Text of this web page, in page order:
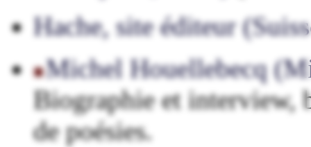
Hache, site éditeur
Michel Houellebecq
Biographie et interview,
de poésies.